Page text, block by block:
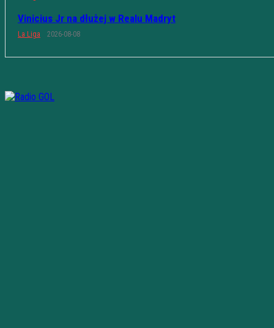
Vinicius Jr na dłużej w Realu Madryt
La Liga 2026-08-08